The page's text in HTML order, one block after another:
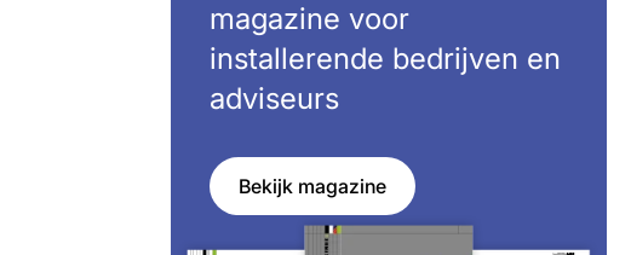
magazine voor
installerende bedrijven en
adviseurs
Bekijk magazine